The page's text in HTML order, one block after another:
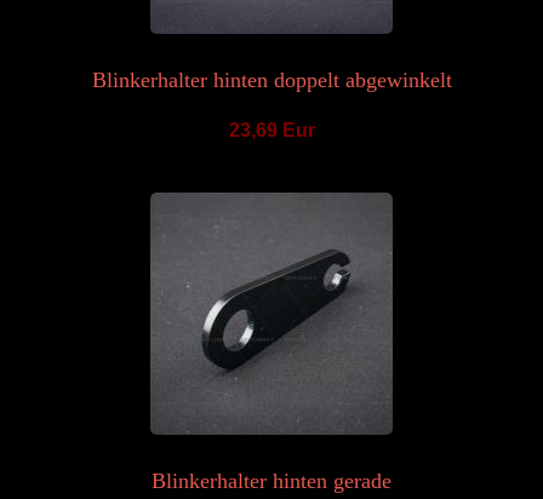
Blinkerhalter hinten doppelt abgewinkelt
23,69 Eur
Blinkerhalter hinten gerade